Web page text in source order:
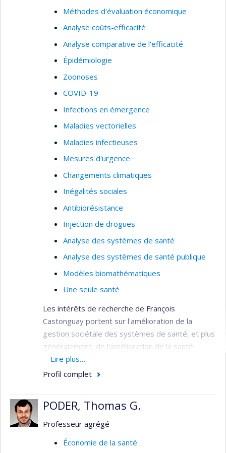
Prestation de services de santé
Évaluation des services de santé
Services de première ligne
services de santé
Pratiques professsionnelles
Pratiques médicales
Développement d'indicateurs
Techniques quantitatives
Méthodes d'évaluation économique
Analyse coûts-efficacité
Analyse comparative de l'efficacité
Épidémiologie
Zoonoses
COVID-19
Infections en émergence
Maladies vectorielles
Maladies infectieuses
Mesures d'urgence
Changements climatiques
Inégalités sociales
Antibiorésistance
Injection de drogues
Analyse des systèmes de santé
Analyse des systèmes de santé publique
Modèles biomathématiques
Une seule santé
Les intérêts de recherche de François
Castonguay portent sur l'amélioration de la
gestion sociétale des systèmes de santé, et plus
généralement, de l'amélioration de la santé
des populations de façon durable et équitable.
Lire plus…
Profil complet
PODER, Thomas G.
Professeur agrégé
Économie de la santé